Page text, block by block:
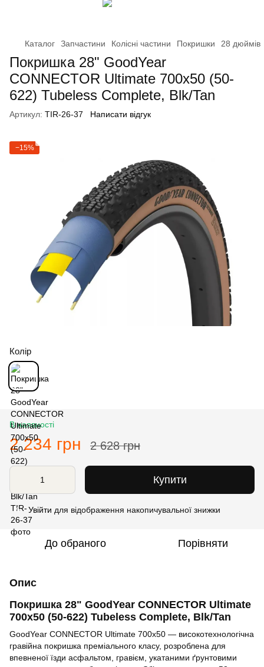
Каталог Запчастини Колісні частини Покришки 28 дюймів
Покришка 28" GoodYear
CONNECTOR Ultimate 700x50 (50-
622) Tubeless Complete, Blk/Tan
Артикул: TIR-26-37 Написати відгук
−15%
Колір
В наявності
2 234 грн 2 628 грн
Купити
% Увійти для відображення накопичувальної знижки
До обраного Порівняти
Опис
Покришка 28" GoodYear CONNECTOR Ultimate
700x50 (50-622) Tubeless Complete, Blk/Tan
GoodYear CONNECTOR Ultimate 700x50 — високотехнологічна
гравійна покришка преміального класу, розроблена для
впевненої їзди асфальтом, гравієм, укатаними ґрунтовими